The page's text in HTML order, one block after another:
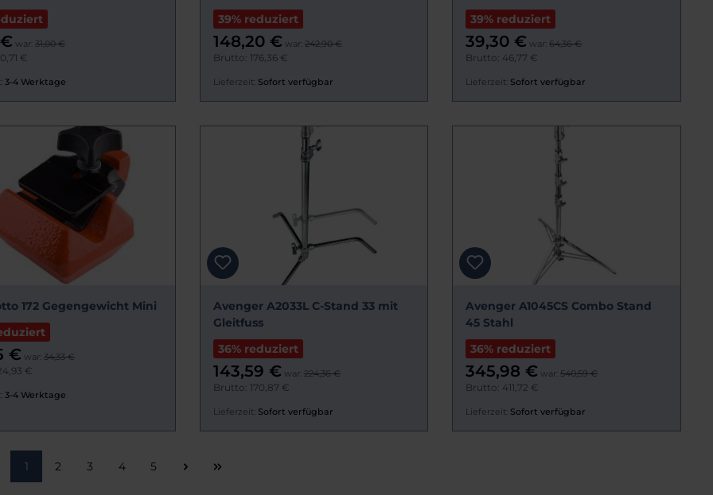
war: 31,00 €
€
3-4 Werktage
39% reduziert
148,20 € war: 242,90 €
Brutto: 176,36 €
Lieferzeit: Sofort verfügbar
39% reduziert
39,30 € war: 64,36 €
Brutto: 46,77 €
Lieferzeit: Sofort verfügbar
172 Gegengewicht Mini
€ war: 34,33 €
€
3-4 Werktage
Avenger A2033L C-Stand 33 mit
Gleitfuss
36% reduziert
143,59 € war: 224,36 €
Brutto: 170,87 €
Lieferzeit: Sofort verfügbar
Avenger A1045CS Combo Stand
45 Stahl
36% reduziert
345,98 € war: 540,59 €
Brutto: 411,72 €
Lieferzeit: Sofort verfügbar
Seite
1 Seite
2 Seite
3 Seite
4 Seite
5